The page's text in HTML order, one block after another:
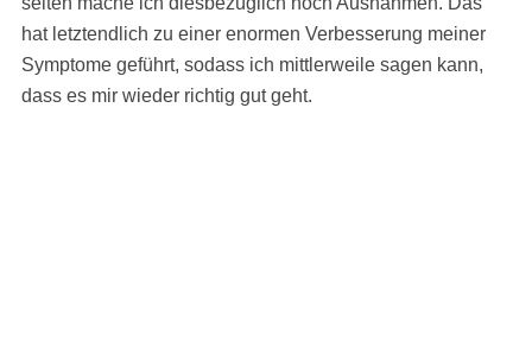
hat letztendlich zu einer enormen Verbesserung meiner
Symptome geführt, sodass ich mittlerweile sagen kann,
dass es mir wieder richtig gut geht.